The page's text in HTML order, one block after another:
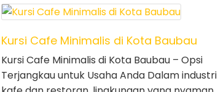
Kursi Cafe Minimalis di Kota Baubau
Kursi Cafe Minimalis di Kota Baubau – Opsi
Terjangkau untuk Usaha Anda Dalam industri